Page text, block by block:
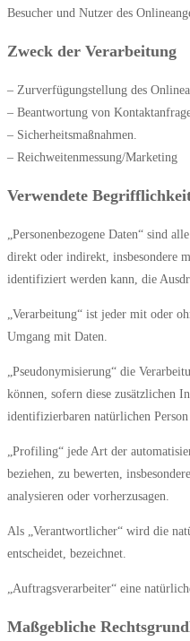
Besucher und Nutzer des
Zweck der Verarbeitung
– Zurverfügungstellung des
– Beantwortung von
– Sicherheitsmaßnahmen.
– Reichweitenmessung/Marketing
Verwendete
„Personenbezogene Daten“ sind
direkt oder indirekt, insbesondere
identifiziert werden kann, die
„Verarbeitung“ ist jeder mit oder
Umgang mit Daten.
„Pseudonymisierung“ die
können, sofern diese zusätzlichen
identifizierbaren natürlichen Person
„Profiling“ jede Art der
beziehen, zu bewerten,
analysieren oder vorherzusagen.
Als „Verantwortlicher“ wird die
entscheidet, bezeichnet.
„Auftragsverarbeiter“ eine
Maßgebliche